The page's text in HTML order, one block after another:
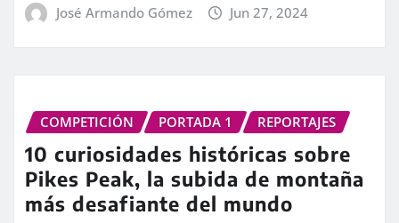
José Armando Gómez Jun 27, 2024
COMPETICIÓN PORTADA 1 REPORTAJES
10 curiosidades históricas sobre
Pikes Peak, la subida de montaña
más desafiante del mundo